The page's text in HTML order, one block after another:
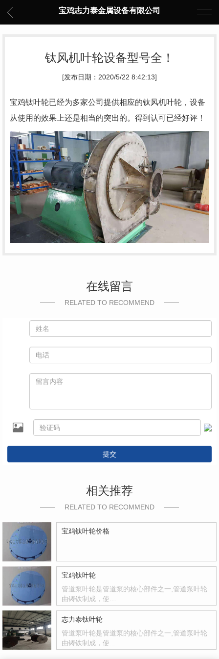
宝鸡志力泰金属设备有限公司
钛风机叶轮设备型号全！
[发布日期：2020/5/22 8:42:13]
宝鸡钛叶轮已经为多家公司提供相应的钛风机叶轮，设备
从使用的效果上还是相当的突出的。得到认可已经好评！
在线留言
RELATED TO RECOMMEND
提交
相关推荐
RELATED TO RECOMMEND
宝鸡钛叶轮价格
宝鸡钛叶轮
管道泵叶轮是管道泵的核心部件之一,管道泵叶轮
由铸铁制成，使…
志力泰钛叶轮
管道泵叶轮是管道泵的核心部件之一,管道泵叶轮
由铸铁制成，使…